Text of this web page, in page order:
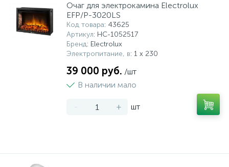
Очаг для электрокамина Electrolux
EFP/P-3020LS
Код товара: 43625
Артикул: НС-1052517
Бренд: Electrolux
Электропитание, в: 1 x 230
39 000 руб. /шт
В наличии мало
- + шт